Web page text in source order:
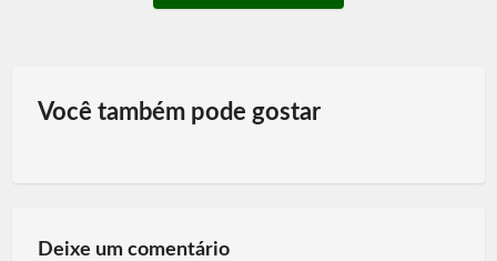
Você também pode gostar
Deixe um comentário